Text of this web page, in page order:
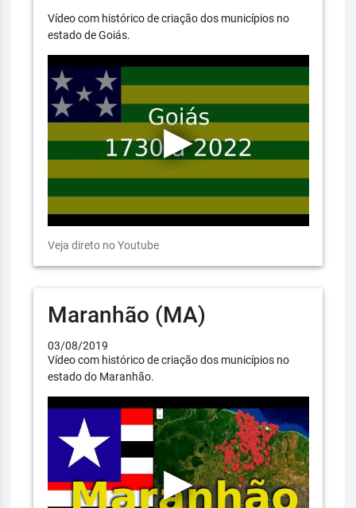
Vídeo com histórico de criação dos municípios no
estado de Goiás.
Veja direto no Youtube
Maranhão (MA)
03/08/2019
Vídeo com histórico de criação dos municípios no
estado do Maranhão.